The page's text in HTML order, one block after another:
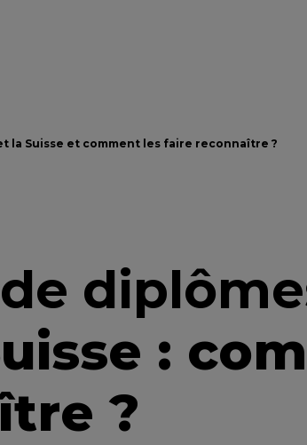
la Suisse et comment les faire reconnaître ?
:
?